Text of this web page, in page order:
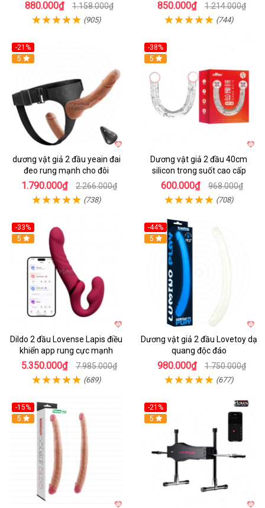
880.000₫ 1.158.000₫
(905)
850.000₫ 1.214.000₫
(744)
-21%
Hot
5
dương vật giả 2 đầu yeain đai
đeo rung mạnh cho đôi
1.790.000₫ 2.266.000₫
(738)
-38%
Hot
5
Dương vật giả 2 đầu 40cm
silicon trong suốt cao cấp
600.000₫ 968.000₫
(708)
-33%
5
Dildo 2 đầu Lovense Lapis điều
khiển app rung cực mạnh
5.350.000₫ 7.985.000₫
(689)
-44%
Hot
5
Dương vật giả 2 đầu Lovetoy dạ
quang độc đáo
980.000₫ 1.750.000₫
(677)
-15%
Hot
5
-21%
Hot
5